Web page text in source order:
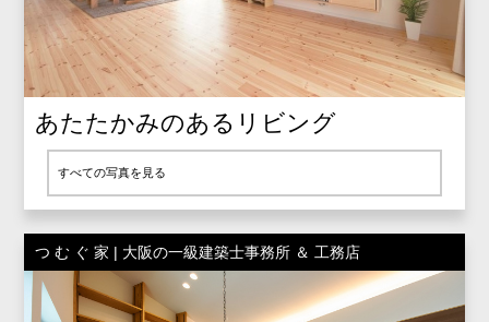
あたたかみのあるリビング
すべての写真を見る
つ む ぐ 家 | 大阪の一級建築士事務所 ＆ 工務店